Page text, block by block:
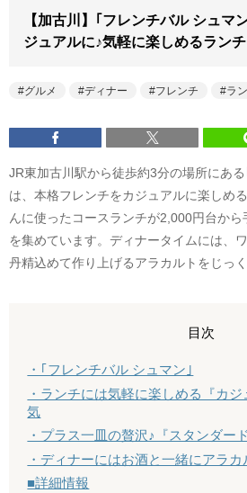
【加古川】｢フレンチバル シュマ
ジュアルに♪気軽に楽しめるラン
グルメ ディナー フレンチ ラ
JR東加古川駅から徒歩約3分の場所にあ
は、本格フレンチをカジュアルに楽しめ
んに使ったコースランチが2,000円台か
を集めています。ディナータイムには、
丹精込めて作り上げるアラカルトをじっ
目次
・｢フレンチバル シュマン｣
・ランチには気軽に楽しめる『カ
気
・プラス一皿の贅沢♪『スタンダー
・ディナーにはお酒と一緒にアラカ
■詳細情報